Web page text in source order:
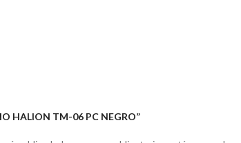
HALION TM-06 PC NEGRO”